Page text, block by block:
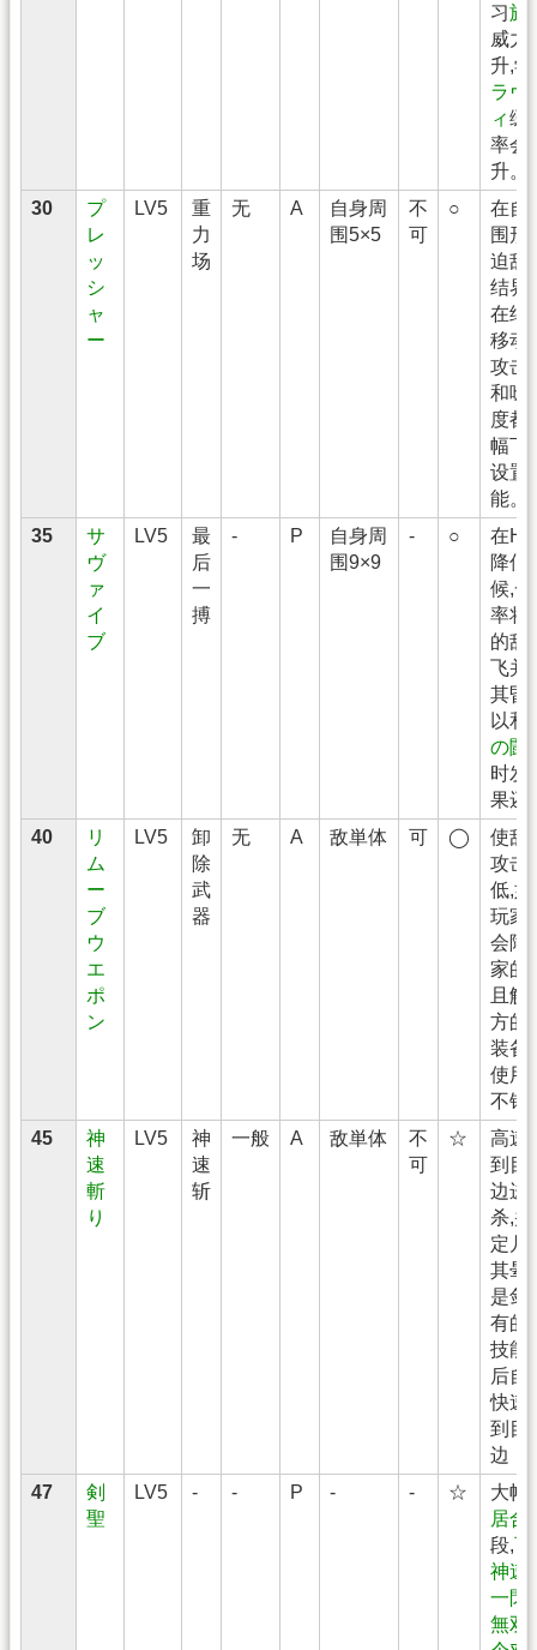
习旋
威力
升,
ラヴ
ィ缓
率会
升。
30
プ
レ
ッ
シ
ャ
ー
LV5
重
力
场
无 A
自身周
围5×5
不
可
○
在自
围形
迫敌
结界
在结
移动
攻击
和咏
度都
幅下
设置
能。
35
サ
ヴ
ァ
イ
ブ
LV5
最
后
一
搏
- P
自身周
围9×9
- ○
在
降低
候,
率将
的敌
飞并
其昏
以和
の闘
时发
果还
40
リ
ム
ー
ブ
ウ
エ
ポ
ン
LV5
卸
除
武
器
无 A 敌単体 可 ◯
使敌
攻击
低,
玩家
会降
家的
且解
方的
装备
使用
不错
45
神
速
斬
り
LV5
神
速
斩
一般 A 敌単体
不
可
☆
高速
到目
边进
杀,
定几
其晕
是剑
有的
技能
后自
快速
到目
边
47
剣
聖
LV5 - - P - - ☆
大幅
居合
段,百
神速
一閃
無双